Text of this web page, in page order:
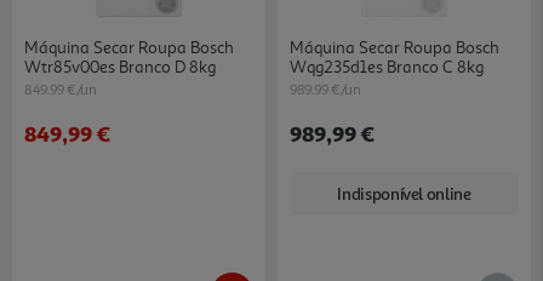
Máquina Secar Roupa Bosch
Wtr85v00es Branco D 8kg
849.99 €/un
849,99 €
Máquina Secar Roupa Bosch
Wqg235d1es Branco C 8kg
989.99 €/un
989,99 €
Indisponível online